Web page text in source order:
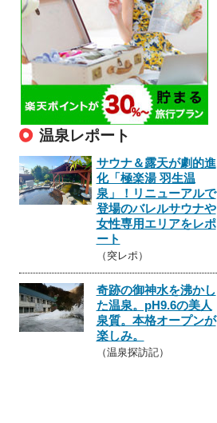
温泉レポート
サウナ＆露天が劇的進
化「極楽湯 羽生温
泉」！リニューアルで
登場のバレルサウナや
女性専用エリアをレポ
ート
（突レポ）
奇跡の御神水を沸かし
た温泉。pH9.6の美人
泉質。本格オープンが
楽しみ。
（温泉探訪記）